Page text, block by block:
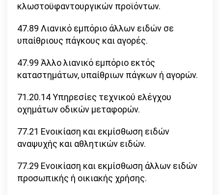
κλωστοϋφαντουργικών προϊόντων.
47.89 Λιανικό εμπόριο άλλων ειδών σε
υπαίθριους πάγκους και αγορές.
47.99 Άλλο λιανικό εμπόριο εκτός
καταστημάτων, υπαίθριων πάγκων ή αγορών.
71.20.14 Υπηρεσίες τεχνικού ελέγχου
οχημάτων οδικών μεταφορών.
77.21 Ενοικίαση και εκμίσθωση ειδών
αναψυχής και αθλητικών ειδών.
77.29 Ενοικίαση και εκμίσθωση άλλων ειδών
προσωπικής ή οικιακής χρήσης.